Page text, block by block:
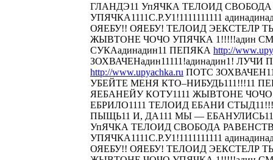
ГЛАНДЭ11 УпЯЧКА ТЕЛОИД
УПЯЧКА1111С.Р.У1!1111111111
ОЯЕБУ!! ОЯЕБУ! ТЕЛОИД ЭЕКСТЕЛР
ЖЫВТОНЕ ЧОЧО УПЯЧКА 1!!!!!адин
СУКАадинадин11 ПЕПЯКА http://
ЗОХВАЧЕНадин11111!адинадин1! ЛУЧИ
http://www.upyachka.ru ПОТС
УБЕЙТЕ МЕНЯ КТО–НИБУДЬ111!!!11
ЯЕБАНЕЙУ КОТУ1111 ЖЫВТОНЕ ЧОЧО
ЕБРИЛО1111 ТЕЛОИД ЕБАНИ СТЫД11!!!
ПЫЩЬ11 И, ДА111 МЫ —
УпЯЧКА ТЕЛОИД СВОБОДА
УПЯЧКА1111С.Р.У1!1111111111
ОЯЕБУ!! ОЯЕБУ! ТЕЛОИД ЭЕКСТЕЛР